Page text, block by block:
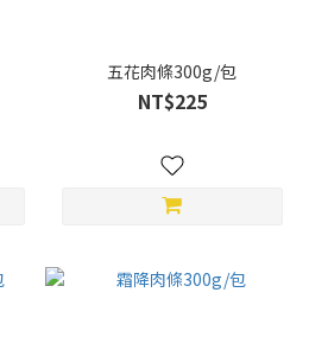
五花肉條300g/包
NT$225